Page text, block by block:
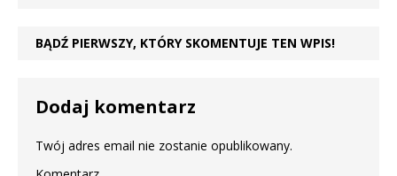
BĄDŹ PIERWSZY, KTÓRY SKOMENTUJE TEN WPIS!
Dodaj komentarz
Twój adres email nie zostanie opublikowany.